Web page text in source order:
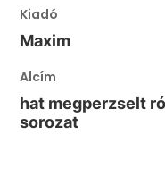
Kiadó
Maxim
Alcím
hat megperzselt
sorozat